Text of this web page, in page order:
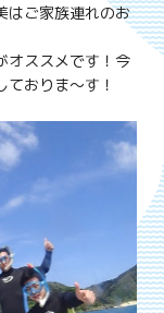
はご家族連れのお
オススメです！今
おりま～す！